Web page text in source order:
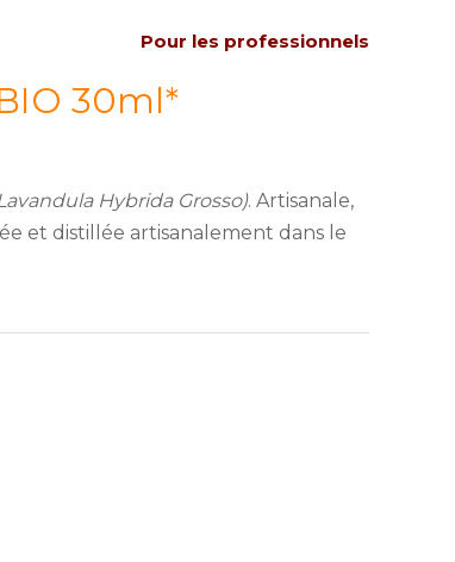
Pour les professionnels
30ml*
Hybrida Grosso). Artisanale,
et distillée artisanalement dans le